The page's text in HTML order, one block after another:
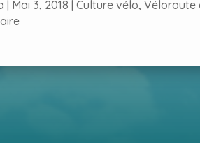
Mai 3, 2018 Culture vélo, Véloroute